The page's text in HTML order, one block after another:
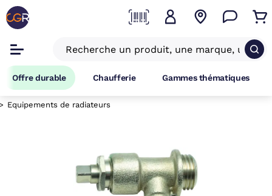
Offre durable Chaufferie Gammes thématiques
Equipements de radiateurs